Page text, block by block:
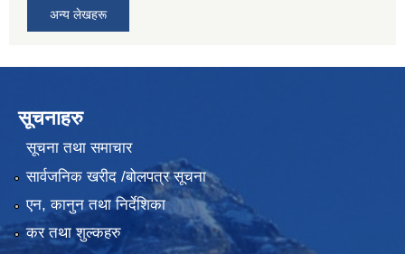
अन्य लेखहरू
सूचनाहरु
सूचना तथा समाचार
सार्वजनिक खरीद /बोलपत्र सूचना
एन, कानुन तथा निर्देशिका
कर तथा शुल्कहरु